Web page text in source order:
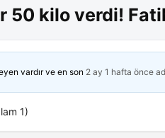
50 kilo verdi!
vardır ve en son 2 ay 1 hafta önce
1)